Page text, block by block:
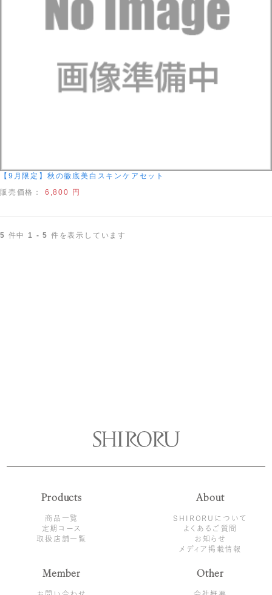
【9月限定】秋の徹底美白スキンケアセット
販売価格： 6,800 円
5 件中1 - 5 件を表示しています
Products
商品一覧
定期コース
取扱店舗一覧
About
SHIRORUについて
よくあるご質問
お知らせ
メディア掲載情報
Member
お問い合わせ
Other
会社概要